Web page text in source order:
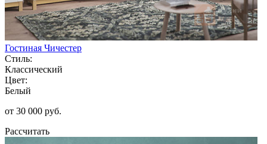
Гостиная Чичестер
Стиль:
Классический
Цвет:
Белый
от 30 000 руб.
Рассчитать